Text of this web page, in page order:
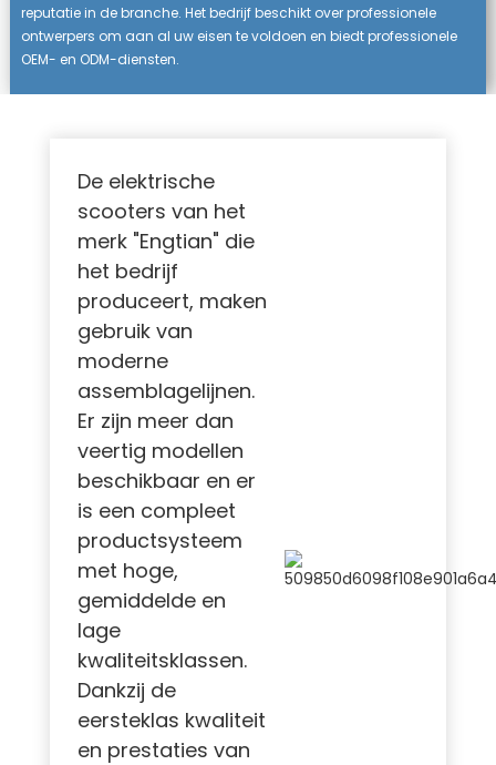
reputatie in de branche. Het bedrijf beschikt over professionele
ontwerpers om aan al uw eisen te voldoen en biedt professionele
OEM- en ODM-diensten.
De elektrische
scooters van het
merk "Engtian" die
het bedrijf
produceert, maken
gebruik van
moderne
assemblagelijnen.
Er zijn meer dan
veertig modellen
beschikbaar en er
is een compleet
productsysteem
met hoge,
gemiddelde en
lage
kwaliteitsklassen.
Dankzij de
eersteklas kwaliteit
en prestaties van